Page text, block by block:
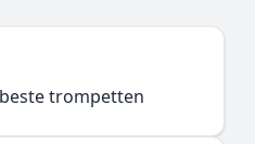
trompetten